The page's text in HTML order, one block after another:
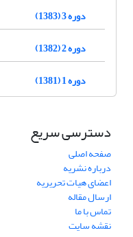
دوره 3 (1383)
دوره 2 (1382)
دوره 1 (1381)
دسترسی سریع
صفحه اصلی
درباره نشریه
اعضای هیات تحریریه
ارسال مقاله
تماس با ما
نقشه سایت